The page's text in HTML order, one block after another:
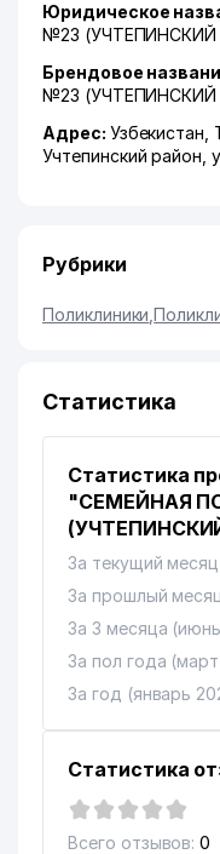
Юридическое
№23
Брендовое
№23
Адрес: Узбекистан,
Учтепинский район ,
Рубрики
Поликлиники ,
Статистика
Статистика
"СЕМЕЙНАЯ
За текущий месяц
За прошлый
За 3 месяца
За пол года
За год (январь
Статистика
Всего отзывов: 0